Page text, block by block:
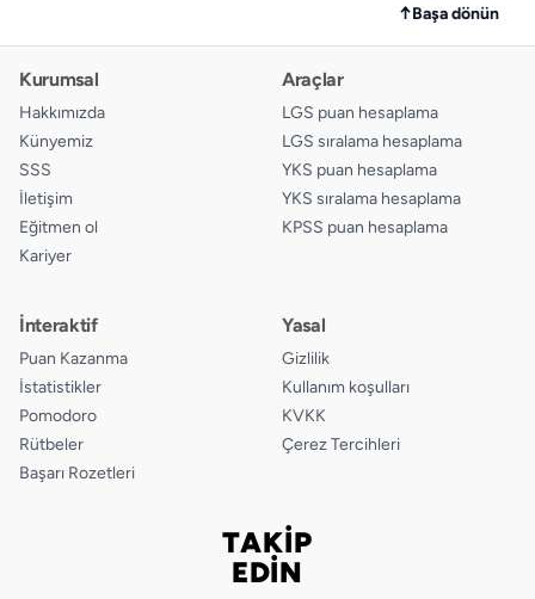
↑Başa dönün
Kurumsal
Hakkımızda
Künyemiz
SSS
İletişim
Eğitmen ol
Kariyer
Araçlar
LGS puan hesaplama
LGS sıralama hesaplama
YKS puan hesaplama
YKS sıralama hesaplama
KPSS puan hesaplama
İnteraktif
Puan Kazanma
İstatistikler
Pomodoro
Rütbeler
Başarı Rozetleri
Yasal
Gizlilik
Kullanım koşulları
KVKK
Çerez Tercihleri
TAKİP
EDİN